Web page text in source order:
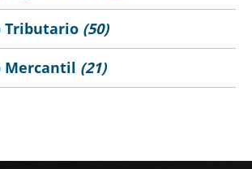
Tributario (50)
Mercantil (21)